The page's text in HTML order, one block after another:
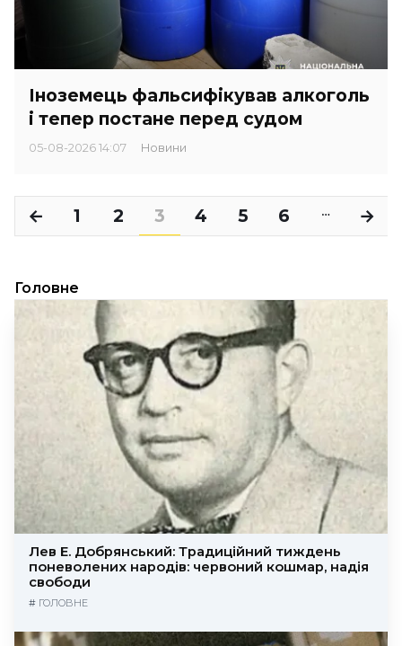
Іноземець фальсифікував алкоголь
і тепер постане перед судом
05-08-2026 14:07 Новини
← 1 2 3 4 5 6 … →
Головне
Лев Е. Добрянський: Традиційний тиждень
поневолених народів: червоний кошмар, надія
свободи
# ГОЛОВНЕ